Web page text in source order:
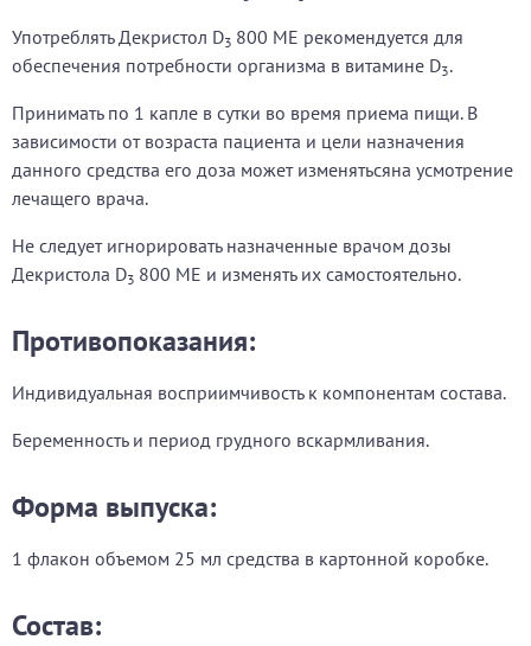
Употреблять Декристол D3 800 МЕ рекомендуется для
обеспечения потребности организма в витамине D3.
Принимать по 1 капле в сутки во время приема пищи. В
зависимости от возраста пациента и цели назначения
данного средства его доза может изменятьсяна усмотрение
лечащего врача.
Не следует игнорировать назначенные врачом дозы
Декристола D3 800 МЕ и изменять их самостоятельно.
Противопоказания:
Индивидуальная восприимчивость к компонентам состава.
Беременность и период грудного вскармливания.
Форма выпуска:
1 флакон объемом 25 мл средства в картонной коробке.
Состав: